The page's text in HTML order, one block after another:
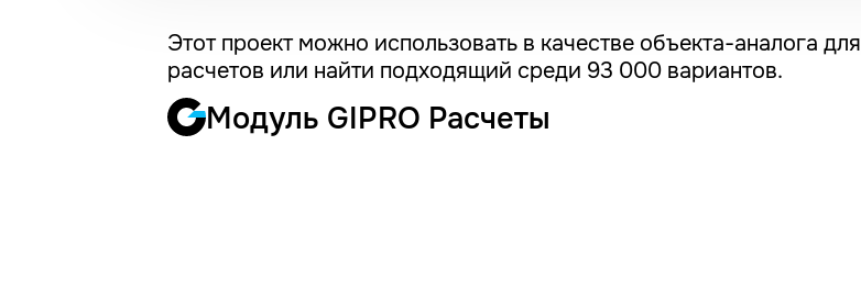
Этот проект можно использовать в качестве объекта-аналога для
расчетов или найти подходящий среди 93 000 вариантов.
Модуль GIPRO Расчеты